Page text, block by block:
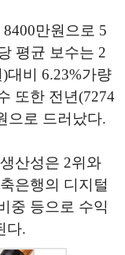
만원으로 5
평균 보수는 2
대비 6.23%가량
또한 전년(7274
으로 드러났다.
산성은 2위와
은행의 디지털
중 등으로 수익
다.